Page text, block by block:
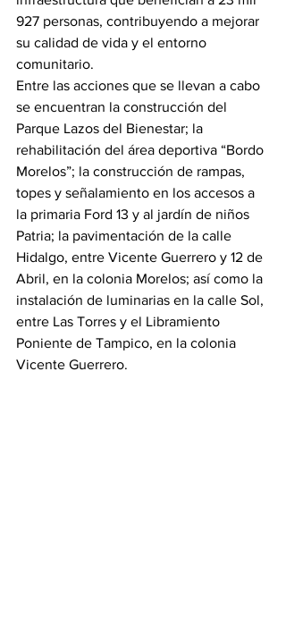
927 personas, contribuyendo a mejorar
su calidad de vida y el entorno
comunitario.
Entre las acciones que se llevan a cabo
se encuentran la construcción del
Parque Lazos del Bienestar; la
rehabilitación del área deportiva “Bordo
Morelos”; la construcción de rampas,
topes y señalamiento en los accesos a
la primaria Ford 13 y al jardín de niños
Patria; la pavimentación de la calle
Hidalgo, entre Vicente Guerrero y 12 de
Abril, en la colonia Morelos; así como la
instalación de luminarias en la calle Sol,
entre Las Torres y el Libramiento
Poniente de Tampico, en la colonia
Vicente Guerrero.